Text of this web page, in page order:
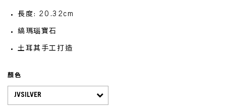
長度: 20.32cm
縞瑪瑙寶石
土耳其手工打造
顏色